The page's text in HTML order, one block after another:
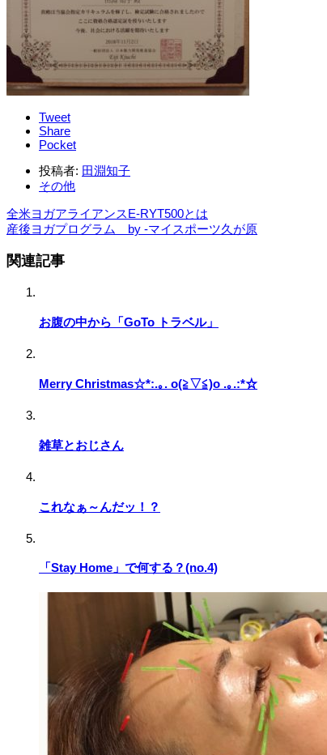
Tweet
Share
Pocket
投稿者: 田淵知子
その他
全米ヨガアライアンスE‐RYT500とは
産後ヨガプログラム by -マイスポーツ久が原
関連記事
お腹の中から「GoTo トラベル」
Merry Christmas☆*:.｡. o(≧▽≦)o .｡.:*☆
雑草とおじさん
これなぁ～んだッ！？
「Stay Home」で何する？(no.4)